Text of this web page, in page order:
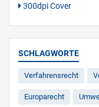
300dpi Cover
SCHLAGWORTE
Verfahrensrecht
Europarecht